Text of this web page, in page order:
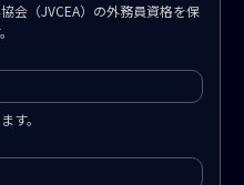
会（JVCEA）の外務員資格を保
す。